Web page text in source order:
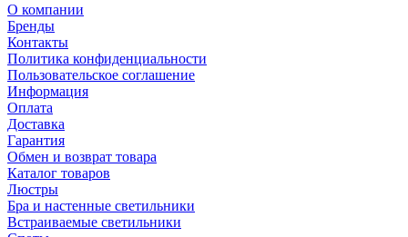
О компании
Бренды
Контакты
Политика конфиденциальности
Пользовательское соглашение
Информация
Оплата
Доставка
Гарантия
Обмен и возврат товара
Каталог товаров
Люстры
Бра и настенные светильники
Встраиваемые светильники